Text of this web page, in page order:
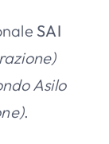
SAI
Asilo
.